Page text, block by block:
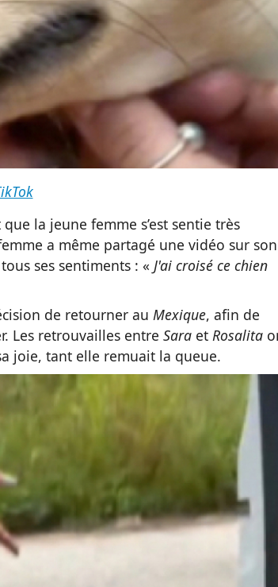
la jeune femme s’est sentie très
a même partagé une vidéo sur son
ses sentiments : « J'ai croisé ce chien
de retourner au Mexique, afin de
Les retrouvailles entre Sara et Rosalita
joie, tant elle remuait la queue.